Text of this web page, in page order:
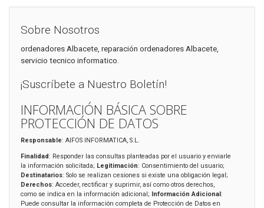
Sobre Nosotros
ordenadores Albacete, reparación ordenadores Albacete,
servicio tecnico informatico.
¡Suscríbete a Nuestro Boletín!
INFORMACIÓN BÁSICA SOBRE
PROTECCIÓN DE DATOS
Responsable: AIFOS INFORMATICA, S.L.
Finalidad: Responder las consultas planteadas por el usuario y enviarle
la información solicitada; Legitimación: Consentimiento del usuario;
Destinatarios: Solo se realizan cesiones si existe una obligación legal;
Derechos: Acceder, rectificar y suprimir, así como otros derechos,
como se indica en la información adicional; Información Adicional:
Puede consultar la información completa de Protección de Datos en